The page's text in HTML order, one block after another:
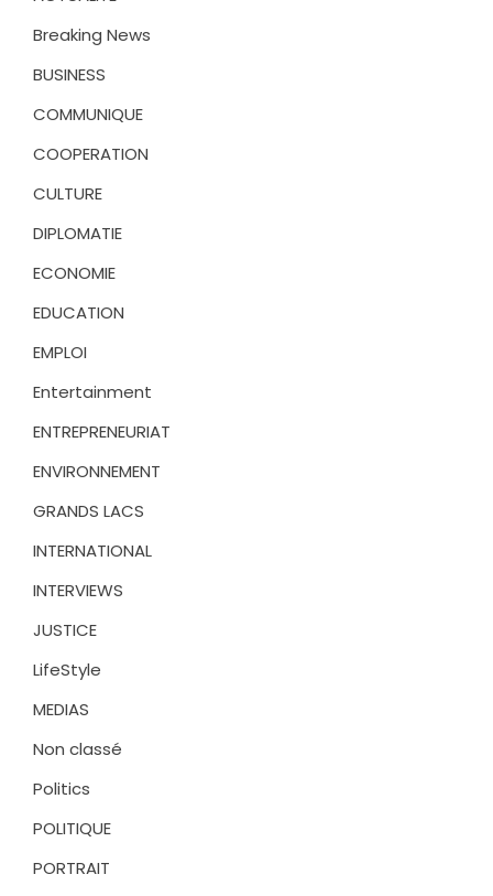
Breaking News
BUSINESS
COMMUNIQUE
COOPERATION
CULTURE
DIPLOMATIE
ECONOMIE
EDUCATION
EMPLOI
Entertainment
ENTREPRENEURIAT
ENVIRONNEMENT
GRANDS LACS
INTERNATIONAL
INTERVIEWS
JUSTICE
LifeStyle
MEDIAS
Non classé
Politics
POLITIQUE
PORTRAIT